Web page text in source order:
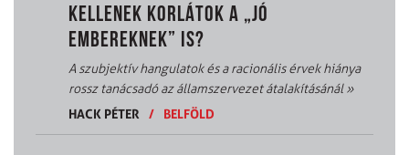
KELLENEK KORLÁTOK A „JÓ
EMBEREKNEK” IS?
A szubjektív hangulatok és a racionális érvek hiánya
rossz tanácsadó az államszervezet átalakításánál»
HACK PÉTER
/ BELFÖLD